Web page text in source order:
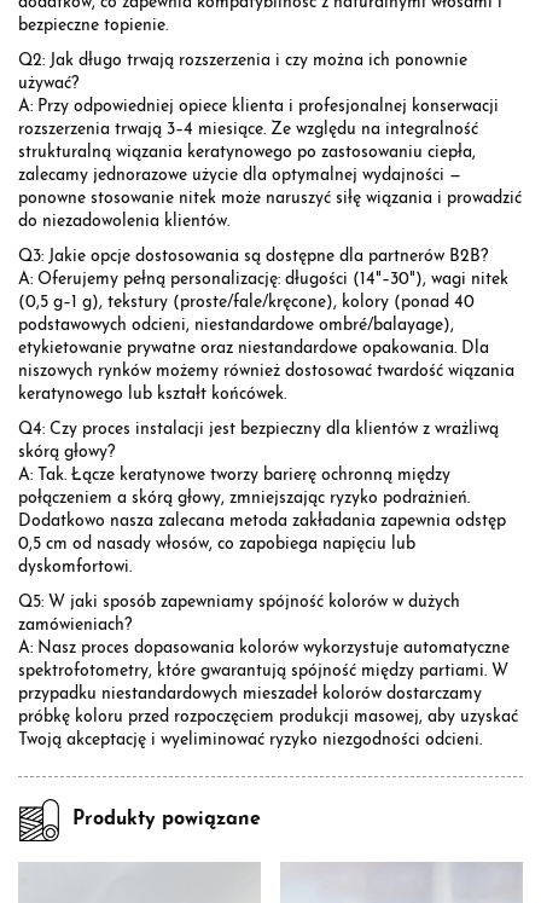
bezpieczne topienie.
Q2: Jak długo trwają rozszerzenia i czy można ich ponownie
używać?
A: Przy odpowiedniej opiece klienta i profesjonalnej konserwacji
rozszerzenia trwają 3–4 miesiące. Ze względu na integralność
strukturalną wiązania keratynowego po zastosowaniu ciepła,
zalecamy jednorazowe użycie dla optymalnej wydajności —
ponowne stosowanie nitek może naruszyć siłę wiązania i prowadzić
do niezadowolenia klientów.
Q3: Jakie opcje dostosowania są dostępne dla partnerów B2B?
A: Oferujemy pełną personalizację: długości (14"–30"), wagi nitek
(0,5 g–1 g), tekstury (proste/fale/kręcone), kolory (ponad 40
podstawowych odcieni, niestandardowe ombré/balayage),
etykietowanie prywatne oraz niestandardowe opakowania. Dla
niszowych rynków możemy również dostosować twardość wiązania
keratynowego lub kształt końcówek.
Q4: Czy proces instalacji jest bezpieczny dla klientów z wrażliwą
skórą głowy?
A: Tak. Łącze keratynowe tworzy barierę ochronną między
połączeniem a skórą głowy, zmniejszając ryzyko podrażnień.
Dodatkowo nasza zalecana metoda zakładania zapewnia odstęp
0,5 cm od nasady włosów, co zapobiega napięciu lub
dyskomfortowi.
Q5: W jaki sposób zapewniamy spójność kolorów w dużych
zamówieniach?
A: Nasz proces dopasowania kolorów wykorzystuje automatyczne
spektrofotometry, które gwarantują spójność między partiami. W
przypadku niestandardowych mieszadeł kolorów dostarczamy
próbkę koloru przed rozpoczęciem produkcji masowej, aby uzyskać
Twoją akceptację i wyeliminować ryzyko niezgodności odcieni.
Produkty powiązane